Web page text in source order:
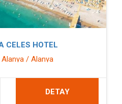
CELES HOTEL
/ Alanya
DETAY